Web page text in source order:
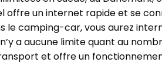
offre un internet rapide et se
le camping-car, vous aurez
a aucune limite quant au
et offre un